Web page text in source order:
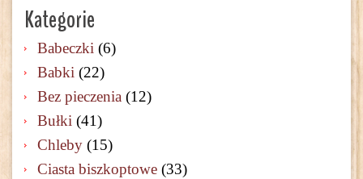
Kategorie
Babeczki (6)
Babki (22)
Bez pieczenia (12)
Bułki (41)
Chleby (15)
Ciasta biszkoptowe (33)